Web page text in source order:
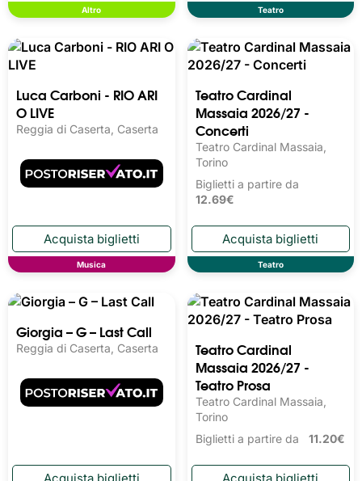
O LIVE
Reggia di Caserta, Caserta
Teatro Cardinal
Massaia 2026/27 -
Concerti
Teatro Cardinal Massaia,
Torino
12.69€